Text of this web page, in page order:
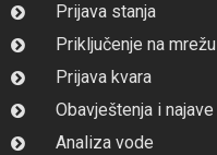
Prijava stanja
Priključenje na mrežu
Prijava kvara
Obavještenja i najave
Analiza vode